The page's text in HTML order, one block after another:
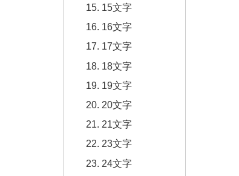
15文字
16文字
17文字
18文字
19文字
20文字
21文字
23文字
24文字